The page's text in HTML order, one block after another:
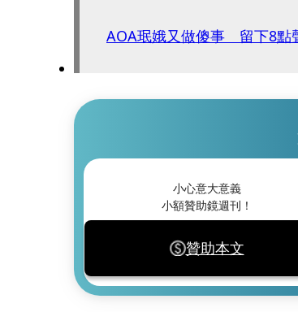
AOA珉娥又做傻事 留下8點
小心意大意義
小額贊助鏡週刊！
贊助本文